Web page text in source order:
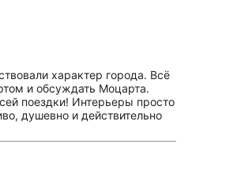
характер города. Всё
и обсуждать Моцарта.
поездки! Интерьеры просто
душевно и действительно